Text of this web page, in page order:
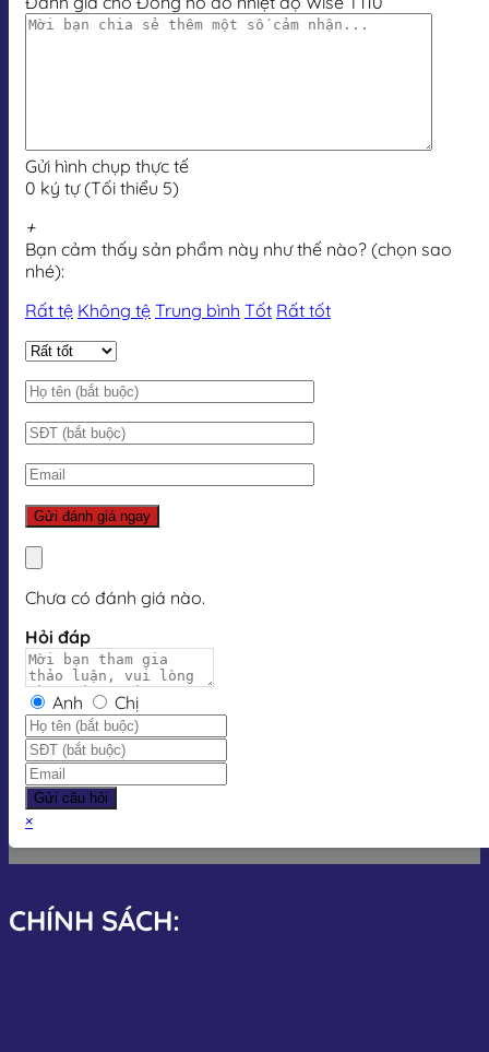
Gửi hình chụp thực tế
0 ký tự (Tối thiểu 5)
+
Bạn cảm thấy sản phẩm này như thế nào? (chọn sao
nhé):
Rất tệ Không tệ Trung bình Tốt Rất tốt
Chưa có đánh giá nào.
Hỏi đáp
Anh Chị
Gửi câu hỏi
×
CHÍNH SÁCH: